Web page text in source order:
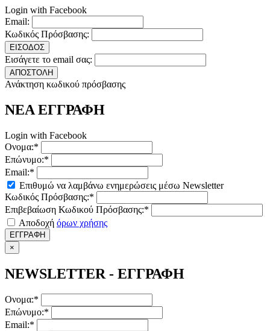
Login with Facebook
Email:
Κωδικός Πρόσβασης:
ΕΙΣΟΔΟΣ
Εισάγετε το email σας:
ΑΠΟΣΤΟΛΗ
Ανάκτηση κωδικού πρόσβασης
ΝΕΑ ΕΓΓΡΑΦΗ
Login with Facebook
Ονομα:*
Επώνυμο:*
Email:*
Επιθυμώ να λαμβάνω ενημερώσεις μέσω Newsletter
Κωδικός Πρόσβασης:*
Επιβεβαίωση Κωδικού Πρόσβασης:*
Αποδοχή όρων χρήσης
ΕΓΓΡΑΦΗ
×
NEWSLETTER - ΕΓΓΡΑΦΗ
Ονομα:*
Επώνυμο:*
Email:*